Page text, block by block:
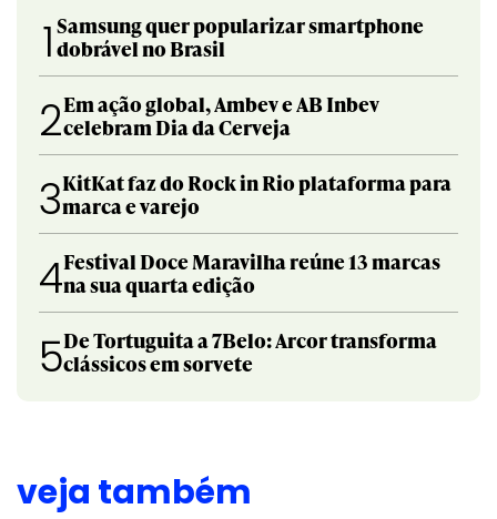
1 Samsung quer popularizar smartphone
dobrável no Brasil
2Em ação global, Ambev e AB Inbev
celebram Dia da Cerveja
3KitKat faz do Rock in Rio plataforma para
marca e varejo
4Festival Doce Maravilha reúne 13 marcas
na sua quarta edição
5De Tortuguita a 7Belo: Arcor transforma
clássicos em sorvete
veja também